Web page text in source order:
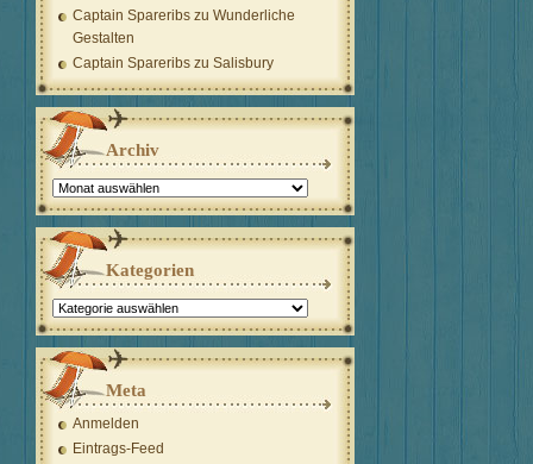
Captain Spareribs zu Wunderliche
Gestalten
Captain Spareribs zu Salisbury
Archiv
Archiv
Kategorien
Kategorien
Meta
Anmelden
Eintrags-Feed